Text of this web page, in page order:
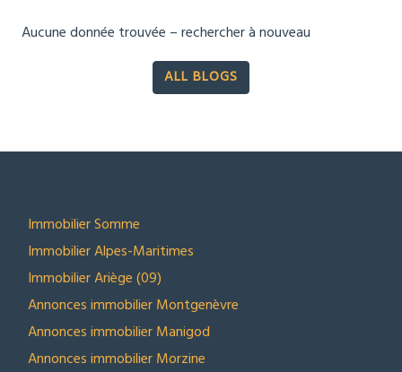
Aucune donnée trouvée – rechercher à nouveau
ALL BLOGS
Immobilier Somme
Immobilier Alpes-Maritimes
Immobilier Ariège (09)
Annonces immobilier Montgenèvre
Annonces immobilier Manigod
Annonces immobilier Morzine